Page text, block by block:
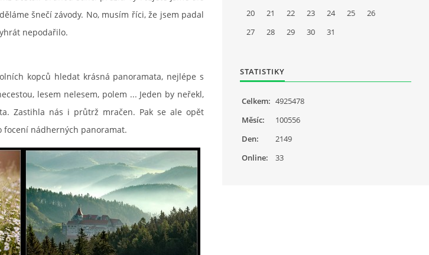
šnečí závody. No, musím říci, že jsem padal
nepodařilo.
kopců hledat krásná panoramata, nejlépe s
lesem nelesem, polem ... Jeden by neřekl,
Zastihla nás i průtrž mračen. Pak se ale opět
focení nádherných panoramat.
20
21 22 23 24 25
26
27
28 29 30 31
STATISTIKY
Online: 33
Celkem: 4925478
Měsíc:
100556
Den:
2149